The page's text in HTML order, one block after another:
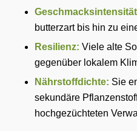
butterzart bis hin zu
Resilienz: Viele alte
gegenüber lokalem
Nährstoffdichte: Sie
sekundäre
hochgezüchteten